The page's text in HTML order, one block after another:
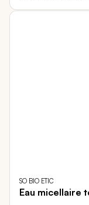
SO BIO ETIC
Eau micellaire